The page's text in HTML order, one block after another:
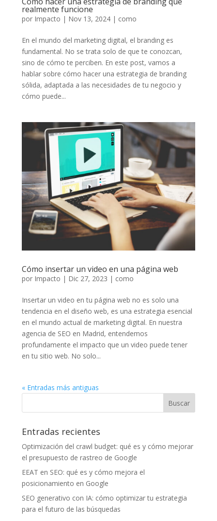
realmente funcione
por Impacto | Nov 13, 2024| como
En el mundo del marketing digital, el branding es
fundamental. No se trata solo de que te conozcan,
sino de cómo te perciben. En este post, vamos a
hablar sobre cómo hacer una estrategia de branding
sólida, adaptada a las necesidades de tu negocio y
cómo puede...
Cómo insertar un video en una página web
por Impacto | Dic 27, 2023 | como
Insertar un video en tu página web no es solo una
tendencia en el diseño web, es una estrategia esencial
en el mundo actual de marketing digital. En nuestra
agencia de SEO en Madrid, entendemos
profundamente el impacto que un video puede tener
en tu sitio web. No solo...
« Entradas más antiguas
Entradas recientes
Optimización del crawl budget: qué es y cómo mejorar
el presupuesto de rastreo de Google
EEAT en SEO: qué es y cómo mejora el
posicionamiento en Google
SEO generativo con IA: cómo optimizar tu estrategia
para el futuro de las búsquedas